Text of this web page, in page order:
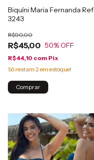
Biquíni Maria Fernanda Ref
3243
R$45,00
R$90,00
50% OFF
R$44,10 com Pix
Só restam 2em estoque!
Comprar